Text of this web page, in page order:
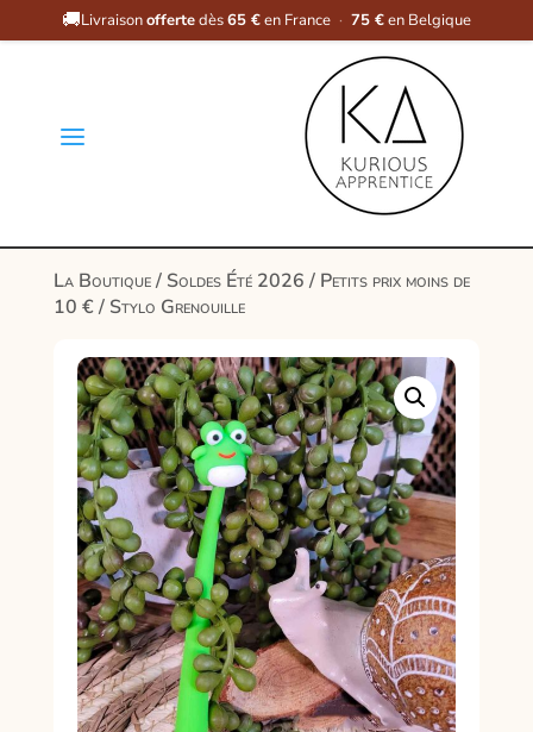
🚚Livraisonoffertedès65 €en France · 75 €en Belgique
a
La Boutique/ Soldes Été 2026/ Petits prix moins de
10 €/ Stylo Grenouille